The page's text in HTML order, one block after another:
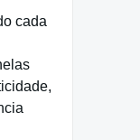
cada